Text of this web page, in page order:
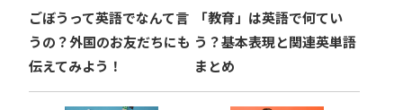
ごぼうって英語でなんて言
うの？外国のお友だちにも
伝えてみよう！
「教育」は英語で何てい
う？基本表現と関連英単語
まとめ